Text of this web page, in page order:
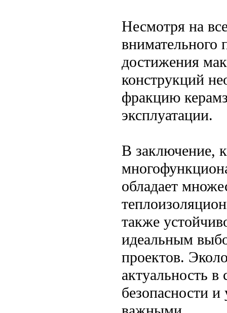
Несмотря на
внимательного
достижения
конструкций
фракцию
эксплуатации.
В заключение,
обладает
также
идеальным
проектов.
актуальность в
безопасности и